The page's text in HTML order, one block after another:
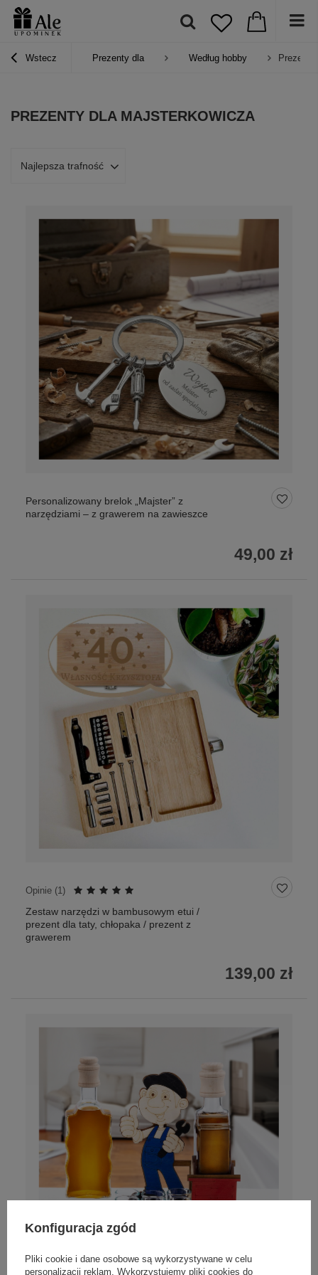
Wstecz Prezenty dla Według hobby
PREZENTY DLA MAJSTERKOWICZA
Najlepsza trafność
Personalizowany brelok „Majster” z
narzędziami – z grawerem na zawieszce
49,00 zł
Opinie (1)
Zestaw narzędzi w bambusowym etui /
prezent dla taty, chłopaka / prezent z
grawerem
139,00 zł
Konfiguracja zgód
Pliki cookie i dane osobowe są wykorzystywane w celu
personalizacji reklam. Wykorzystujemy pliki cookies do